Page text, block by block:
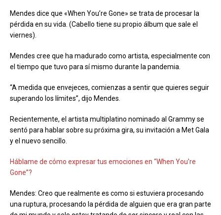
Mendes dice que «When You’re Gone» se trata de procesar la
pérdida en su vida. (Cabello tiene su propio álbum que sale el
viernes).
Mendes cree que ha madurado como artista, especialmente con
el tiempo que tuvo para sí mismo durante la pandemia.
“A medida que envejeces, comienzas a sentir que quieres seguir
superando los límites”, dijo Mendes.
Recientemente, el artista multiplatino nominado al Grammy se
sentó para hablar sobre su próxima gira, su invitación a Met Gala
y el nuevo sencillo.
Háblame de cómo expresar tus emociones en “When You’re
Gone”?
Mendes: Creo que realmente es como si estuviera procesando
una ruptura, procesando la pérdida de alguien que era gran parte